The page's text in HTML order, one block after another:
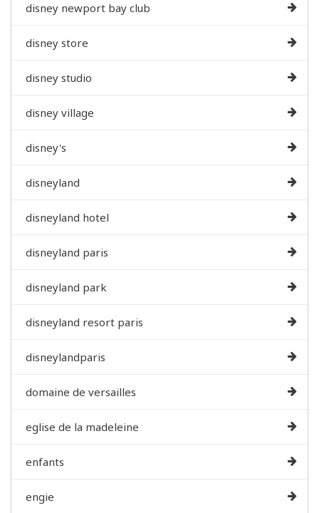
disney newport bay club
disney store
disney studio
disney village
disney's
disneyland
disneyland hotel
disneyland paris
disneyland park
disneyland resort paris
disneylandparis
domaine de versailles
eglise de la madeleine
enfants
engie